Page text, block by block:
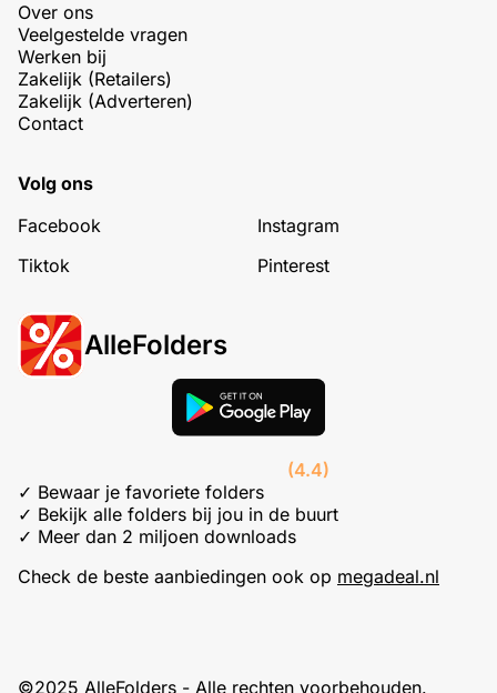
Over ons
Veelgestelde vragen
Werken bij
Zakelijk (Retailers)
Zakelijk (Adverteren)
Contact
Volg ons
Facebook
Instagram
Tiktok
Pinterest
AlleFolders
(4.4)
✓ Bewaar je favoriete folders
✓ Bekijk alle folders bij jou in de buurt
✓ Meer dan 2 miljoen downloads
Check de beste aanbiedingen ook op megadeal.nl
©2025 AlleFolders - Alle rechten voorbehouden.